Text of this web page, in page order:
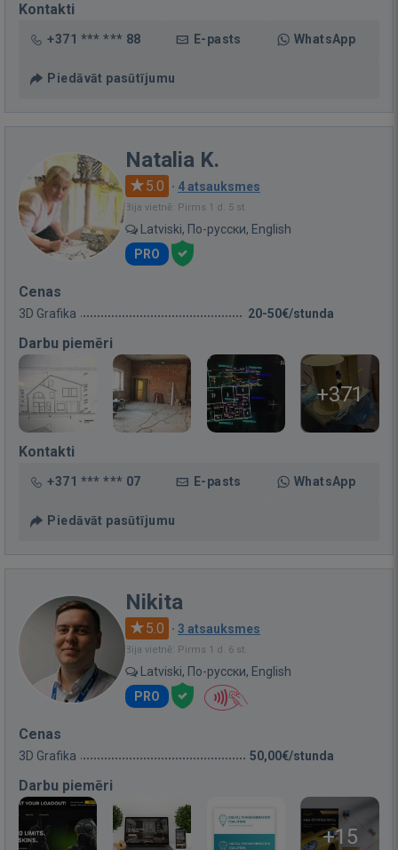
Kontakti
+371 *** *** 88 E-pasts WhatsApp
Piedāvāt pasūtījumu
Natalia K.
5.0 · 4 atsauksmes
Bija vietnē: Pirms 1 d. 5 st.
Latviski, По-русски, English
PRO
Cenas
3D Grafika 20-50€/stunda
Darbu piemēri
+371
Kontakti
+371 *** *** 07 E-pasts WhatsApp
Piedāvāt pasūtījumu
Nikita
5.0 · 3 atsauksmes
Bija vietnē: Pirms 1 d. 6 st.
Latviski, По-русски, English
PRO
Cenas
3D Grafika 50,00€/stunda
Darbu piemēri
+15